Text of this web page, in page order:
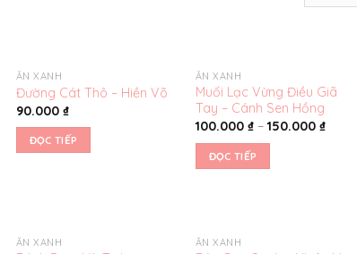
Yêu
thích
ĂN XANH
Đường Cát Thô – Hiền Võ
90.000 ₫
ĐỌC TIẾP
Yêu
thích
ĂN XANH
Muối Lạc Vừng Điều Giã
Tay – Cánh Sen Hồng
100.000 ₫–150.000 ₫
ĐỌC TIẾP
ĂN XANH ĂN XANH